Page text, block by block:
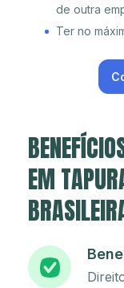
de outra
Ter no
EM